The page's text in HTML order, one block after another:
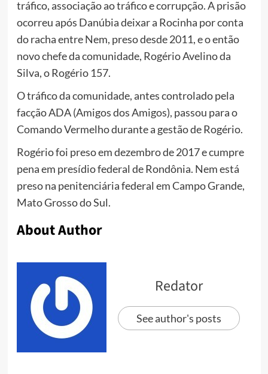
tráfico, associação ao tráfico e corrupção. A prisão
ocorreu após Danúbia deixar a Rocinha por conta
do racha entre Nem, preso desde 2011, e o então
novo chefe da comunidade, Rogério Avelino da
Silva, o Rogério 157.
O tráfico da comunidade, antes controlado pela
facção ADA (Amigos dos Amigos), passou para o
Comando Vermelho durante a gestão de Rogério.
Rogério foi preso em dezembro de 2017 e cumpre
pena em presídio federal de Rondônia. Nem está
preso na penitenciária federal em Campo Grande,
Mato Grosso do Sul.
About Author
Redator
See author's posts